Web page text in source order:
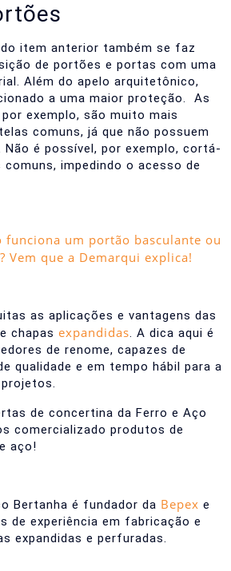
item anterior também se faz
de portões e portas com uma
Além do apelo arquitetônico,
a uma maior proteção. As
exemplo, são muito mais
comuns, já que não possuem
Não é possível, por exemplo, cortá-
impedindo o acesso de
funciona um portão basculante ou
Vem que a Demarqui explica!
as aplicações e vantagens das
e chapas expandidas. A dica aqui é
de renome, capazes de
qualidade e em tempo hábil para a
de concertina da Ferro e Aço
comercializado produtos de
aço!
Bertanha é fundador da Bepex e
de experiência em fabricação e
expandidas e perfuradas.